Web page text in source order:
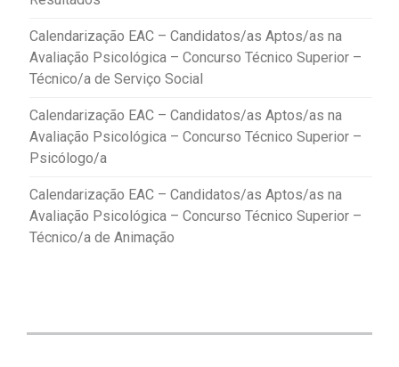
Calendarização EAC – Candidatos/as Aptos/as na
Avaliação Psicológica – Concurso Técnico Superior –
Técnico/a de Serviço Social
Calendarização EAC – Candidatos/as Aptos/as na
Avaliação Psicológica – Concurso Técnico Superior –
Psicólogo/a
Calendarização EAC – Candidatos/as Aptos/as na
Avaliação Psicológica – Concurso Técnico Superior –
Técnico/a de Animação